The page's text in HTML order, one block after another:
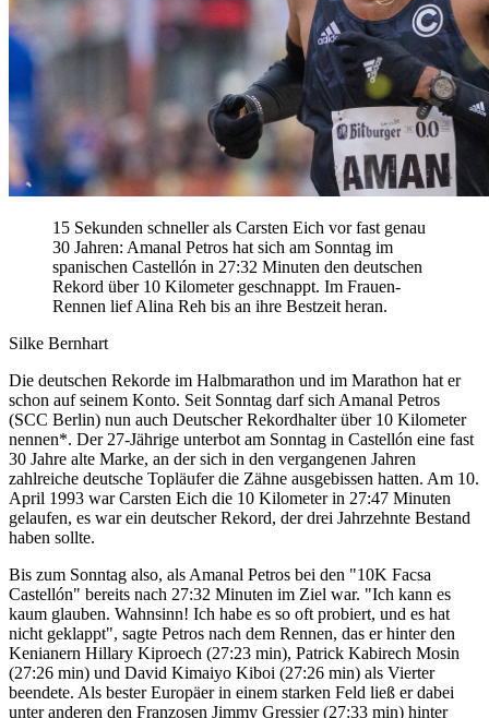
15 Sekunden schneller als Carsten Eich vor fast genau
30 Jahren: Amanal Petros hat sich am Sonntag im
spanischen Castellón in 27:32 Minuten den deutschen
Rekord über 10 Kilometer geschnappt. Im Frauen-
Rennen lief Alina Reh bis an ihre Bestzeit heran.
Silke Bernhart
Die deutschen Rekorde im Halbmarathon und im Marathon hat er
schon auf seinem Konto. Seit Sonntag darf sich Amanal Petros
(SCC Berlin) nun auch Deutscher Rekordhalter über 10 Kilometer
nennen*. Der 27-Jährige unterbot am Sonntag in Castellón eine fast
30 Jahre alte Marke, an der sich in den vergangenen Jahren
zahlreiche deutsche Topläufer die Zähne ausgebissen hatten. Am 10.
April 1993 war Carsten Eich die 10 Kilometer in 27:47 Minuten
gelaufen, es war ein deutscher Rekord, der drei Jahrzehnte Bestand
haben sollte.
Bis zum Sonntag also, als Amanal Petros bei den "10K Facsa
Castellón" bereits nach 27:32 Minuten im Ziel war. "Ich kann es
kaum glauben. Wahnsinn! Ich habe es so oft probiert, und es hat
nicht geklappt", sagte Petros nach dem Rennen, das er hinter den
Kenianern Hillary Kiproech (27:23 min), Patrick Kabirech Mosin
(27:26 min) und David Kimaiyo Kiboi (27:26 min) als Vierter
beendete. Als bester Europäer in einem starken Feld ließ er dabei
unter anderen den Franzosen Jimmy Gressier (27:33 min) hinter